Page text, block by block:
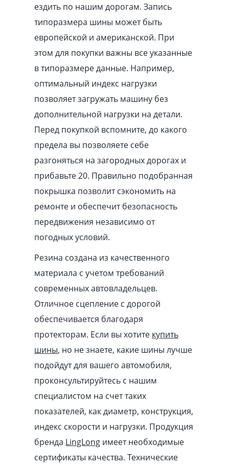
ездить по нашим дорогам. Запись
типоразмера шины может быть
европейской и американской. При
этом для покупки важны все указанные
в типоразмере данные. Например,
оптимальный индекс нагрузки
позволяет загружать машину без
дополнительной нагрузки на детали.
Перед покупкой вспомните, до какого
предела вы позволяете себе
разгоняться на загородных дорогах и
прибавьте 20. Правильно подобранная
покрышка позволит сэкономить на
ремонте и обеспечит безопасность
передвижения независимо от
погодных условий.
Резина создана из качественного
материала с учетом требований
современных автовладельцев.
Отличное сцепление с дорогой
обеспечивается благодаря
протекторам. Если вы хотите купить
шины, но не знаете, какие шины лучше
подойдут для вашего автомобиля,
проконсультируйтесь с нашим
специалистом на счет таких
показателей, как диаметр, конструкция,
индекс скорости и нагрузки. Продукция
бренда LingLong имеет необходимые
сертификаты качества. Технические